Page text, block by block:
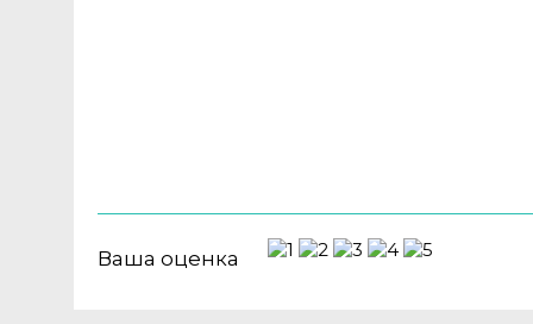
Ваша оценка